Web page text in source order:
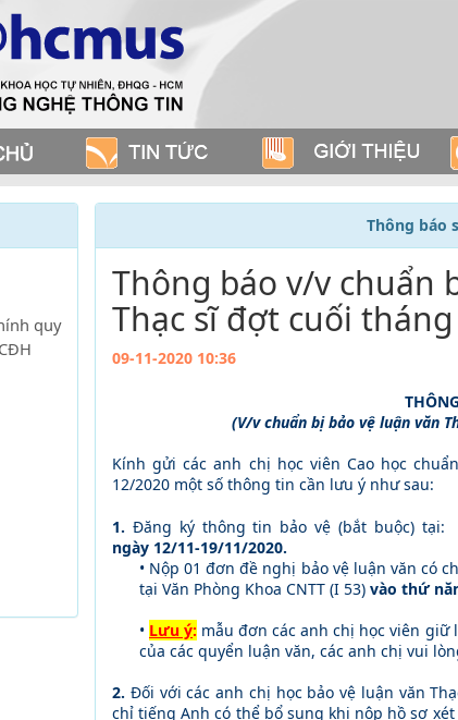
quy
Thông báo
Thông báo v/v chuẩn
Thạc sĩ đợt cuối
09-11-2020 10:36
(V/v chuẩn bị bảo vệ luận văn
Kính gửi các anh chị học viên Cao học
12/2020 một số thông tin cần lưu ý như sau:
1. Đăng ký thông tin bảo vệ (bắt buộc) tại:
ngày 12/11-19/11/2020.
• Nộp 01 đơn đề nghị bảo vệ luận văn có
tại Văn Phòng Khoa CNTT (I 53) vào thứ
• Lưu ý: mẫu đơn các anh chị học viên
của các quyển luận văn, các anh chị vui
2. Đối với các anh chị học bảo vệ luận văn
chỉ tiếng Anh có thể bổ sung khi nộp hồ sơ